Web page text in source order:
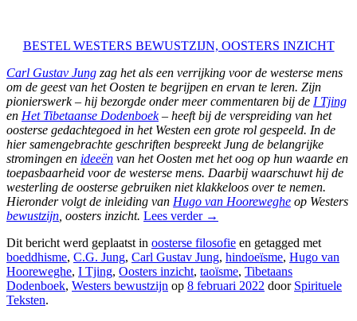
BESTEL WESTERS BEWUSTZIJN, OOSTERS INZICHT
Carl Gustav Jung zag het als een verrijking voor de westerse mens
om de geest van het Oosten te begrijpen en ervan te leren. Zijn
pionierswerk – hij bezorgde onder meer commentaren bij de I Tjing
en Het Tibetaanse Dodenboek– heeft bij de verspreiding van het
oosterse gedachtegoed in het Westen een grote rol gespeeld. In de
hier samengebrachte geschriften bespreekt Jung de belangrijke
stromingen en ideeën van het Oosten met het oog op hun waarde en
toepasbaarheid voor de westerse mens. Daarbij waarschuwt hij de
westerling de oosterse gebruiken niet klakkeloos over te nemen.
Hieronder volgt de inleiding van Hugo van Hooreweghe op Westers
bewustzijn , oosters inzicht. Lees verder →
Dit bericht werd geplaatst in oosterse filosofie en getagged met
boeddhisme, C.G. Jung, Carl Gustav Jung, hindoeïsme, Hugo van
Hooreweghe, I Tjing, Oosters inzicht, taoïsme, Tibetaans
Dodenboek, Westers bewustzijn op 8 februari 2022 door Spirituele
Teksten.